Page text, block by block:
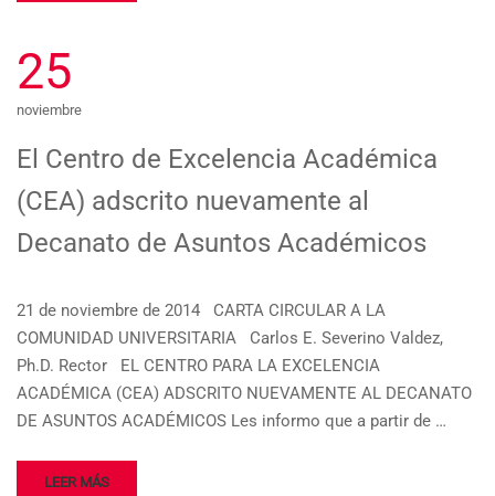
25
noviembre
El Centro de Excelencia Académica
(CEA) adscrito nuevamente al
Decanato de Asuntos Académicos
21 de noviembre de 2014 CARTA CIRCULAR A LA
COMUNIDAD UNIVERSITARIA Carlos E. Severino Valdez,
Ph.D. Rector EL CENTRO PARA LA EXCELENCIA
ACADÉMICA (CEA) ADSCRITO NUEVAMENTE AL DECANATO
DE ASUNTOS ACADÉMICOS Les informo que a partir de …
LEER MÁS